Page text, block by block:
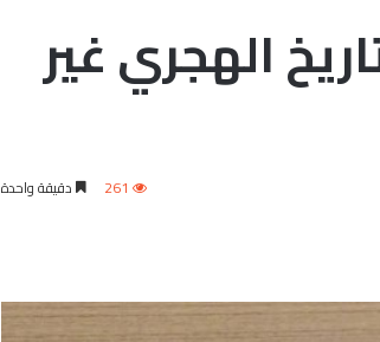
الهجري غير
261 دقيقة واحدة